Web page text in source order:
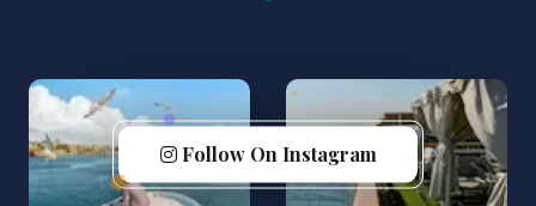
Follow On Instagram